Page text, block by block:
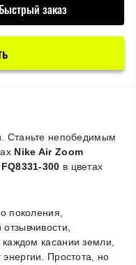
Быстрый заказ
Станьте непобедимым
Nike Air Zoom
300 в цветах
поколения,
касании земли,
Простота, но